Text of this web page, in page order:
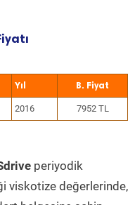
Yıl
2016 7952 TL
periyodik
viskotize değerlerinde,